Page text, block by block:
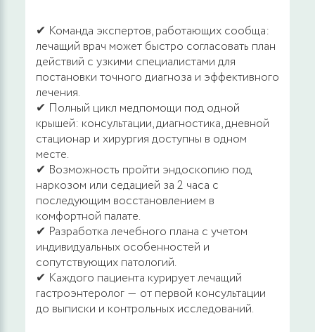
✔ Команда экспертов, работающих сообща:
лечащий врач может быстро согласовать план
действий с узкими специалистами для
постановки точного диагноза и эффективного
лечения.
✔ Полный цикл медпомощи под одной
крышей: консультации, диагностика, дневной
стационар и хирургия доступны в одном
месте.
✔ Возможность пройти эндоскопию под
наркозом или седацией за 2 часа с
последующим восстановлением в
комфортной палате.
✔ Разработка лечебного плана с учетом
индивидуальных особенностей и
сопутствующих патологий.
✔ Каждого пациента курирует лечащий
гастроэнтеролог ― от первой консультации
до выписки и контрольных исследований.